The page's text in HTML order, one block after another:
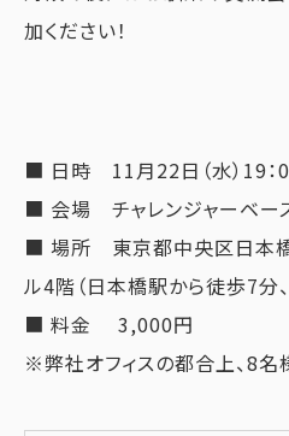
加ください！
■ 日時 11月22日（水）19：
■ 会場 チャレンジャーベー
■ 場所 東京都中央区日本
ル4階（日本橋駅から徒歩7分
■ 料金 3,000円
※弊社オフィスの都合上、8名